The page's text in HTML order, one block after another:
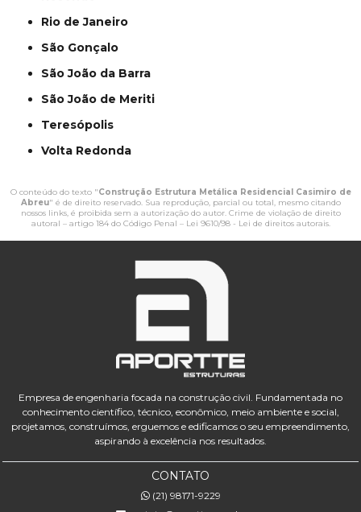
Rio de Janeiro
São Gonçalo
São João da Barra
São João de Meriti
Teresópolis
Volta Redonda
O conteúdo do texto "Construção Estrutura Metálica Residencial Casimiro de
Abreu" é de direito reservado. Sua reprodução, parcial ou total, mesmo citando
nossos links, é proibida sem a autorização do autor. Crime de violação de direito
autoral – artigo 184 do Código Penal – Lei 9610/98 - Lei de direitos autorais.
Empresa de engenharia focada na construção civil. Fundamentada no
conhecimento científico, técnico, econômico, meio ambiente e social,
projetamos, construímos, erguemos e edificamos o seu empreendimento,
aspirando à excelência nos resultados.
CONTATO
(21) 98171-9229